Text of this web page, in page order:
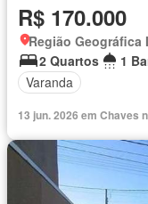
R$ 170.000
Região Geográfica
2 Quartos
1
Varanda
13 jun. 2026 em Chaves